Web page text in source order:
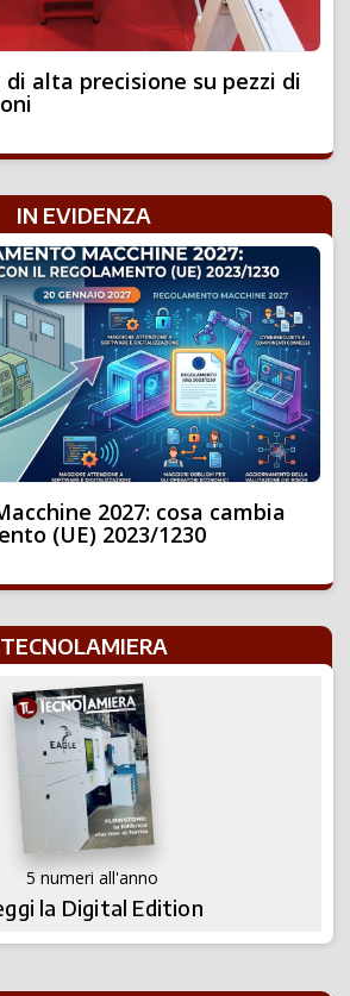
di alta precisione su pezzi di
IN EVIDENZA
2027: cosa cambia
(UE) 2023/1230
TECNOLAMIERA
5 numeri all'anno
la Digital Edition